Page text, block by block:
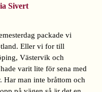
Sivert
packade vi
Eller vi for till
Västervik och
varit lite för sena med
Har man inte bråttom och